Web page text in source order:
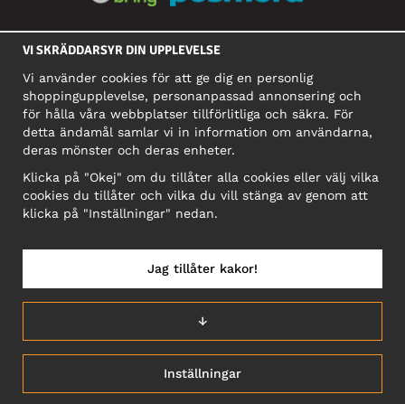
SOCIALA MEDIER
FÖRETAG
Motley Denim Europe OÜ
Narva mnt 5, EE-10117 Tallinn
Org: 12356245, Momsnummer: SE502090048501
OBS! Skicka inte varureturer till denna adress!
SVERIGE/SVENSKA
VI SKRÄDDARSYR DIN UPPLEVELSE
Vi använder cookies för att ge dig en personlig
shoppingupplevelse, personanpassad annonsering och
för hålla våra webbplatser tillförlitliga och säkra. För
detta ändamål samlar vi in information om användarna,
deras mönster och deras enheter.
Klicka på "Okej" om du tillåter alla cookies eller välj vilka
cookies du tillåter och vilka du vill stänga av genom att
klicka på "Inställningar" nedan.
Inställningar
↓
Jag tillåter kakor!